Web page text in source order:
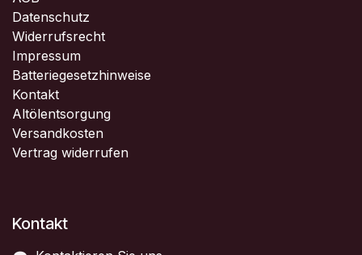
Datenschutz
Widerrufsrecht
Impressum
Batteriegesetzhinweise
Kontakt
Altölentsorgung
Versandkosten
Vertrag widerrufen
Kontakt